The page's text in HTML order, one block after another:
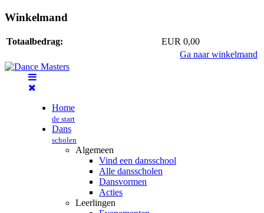
Winkelmand
Totaalbedrag:
EUR 0,00
Ga naar winkelmand
Home
de start
Dans
scholen
Algemeen
Vind een dansschool
Alle dansscholen
Dansvormen
Acties
Leerlingen